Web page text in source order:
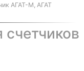
АГАТ-М, АГАТ